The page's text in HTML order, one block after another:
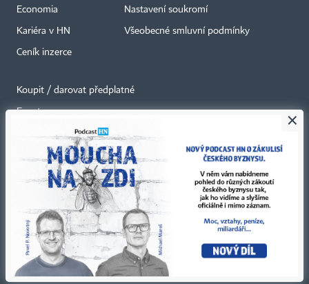
Economia
Kariéra v HN
Ceník inzerce
Nastavení soukromí
Všeobecné smluvní podmínky
Koupit / darovat předplatné
Eventy
Newslettery
RSS kanály
Autorská práva vykonává vydavatel. Bez písemného svolení vydavatele je
zakázáno jakékoli užití částí nebo celku díla, zejména rozmnožování a šíření
jakýmkoli způsobem, mechanickým nebo elektronickým, v českém nebo
jiném jazyce. Bez souhlasu vydavatele je zakázáno též rozmnožování
obsahu pro účely automatizované analýzy textů nebo dat
podle ustanovení § 39c autorského zákona.
×